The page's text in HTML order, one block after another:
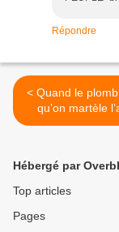
Répondre
< Quand le plomb durcit et
qu’on martèle
Hébergé par
Top articles
Pages